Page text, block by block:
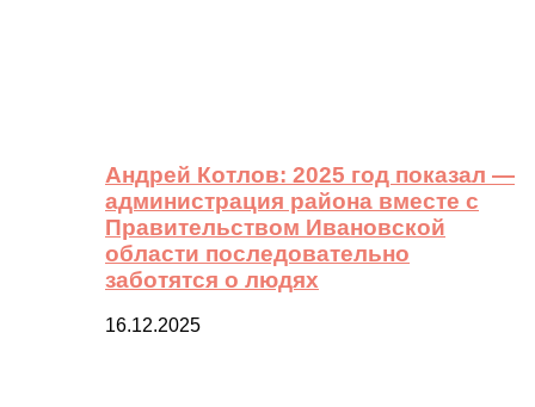
Андрей Котлов: 2025 год показал —
администрация района вместе с
Правительством Ивановской
области последовательно
заботятся о людях
16.12.2025